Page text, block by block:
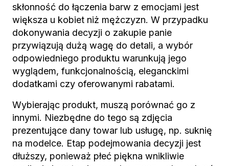
skłonność do łączenia barw z emocjami jest
większa u kobiet niż mężczyzn. W przypadku
dokonywania decyzji o zakupie panie
przywiązują dużą wagę do detali, a wybór
odpowiedniego produktu warunkują jego
wyglądem, funkcjonalnością, eleganckimi
dodatkami czy oferowanymi rabatami.
Wybierając produkt, muszą porównać go z
innymi. Niezbędne do tego są zdjęcia
prezentujące dany towar lub usługę, np. suknię
na modelce. Etap podejmowania decyzji jest
dłuższy, ponieważ płeć piękna wnikliwie